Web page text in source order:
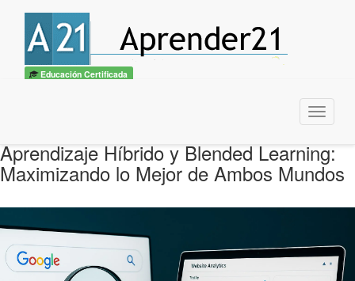
Educación Certificada
Menu
Aprendizaje Híbrido y Blended Learning:
Maximizando lo Mejor de Ambos Mundos